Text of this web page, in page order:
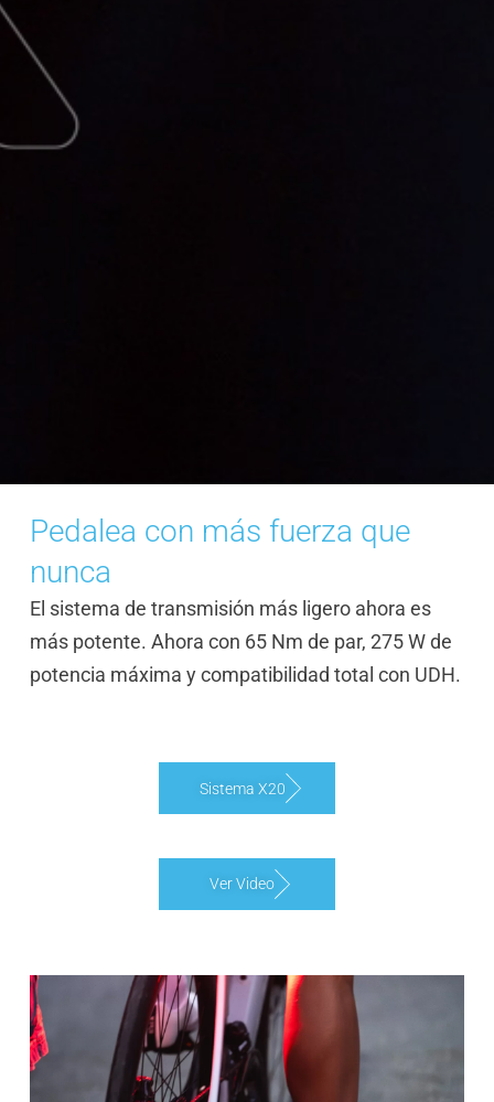
Pedalea con más fuerza que
nunca
El sistema de transmisión más ligero ahora es
más potente. Ahora con 65 Nm de par, 275 W de
potencia máxima y compatibilidad total con UDH.
Sistema X20
Ver Video